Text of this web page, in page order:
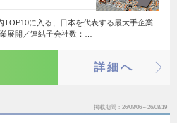
TOP10に入る、日本を代表する最大手企業
展開／連結子会社数：…
詳細へ
掲載期間 26/08/06～26/08/19